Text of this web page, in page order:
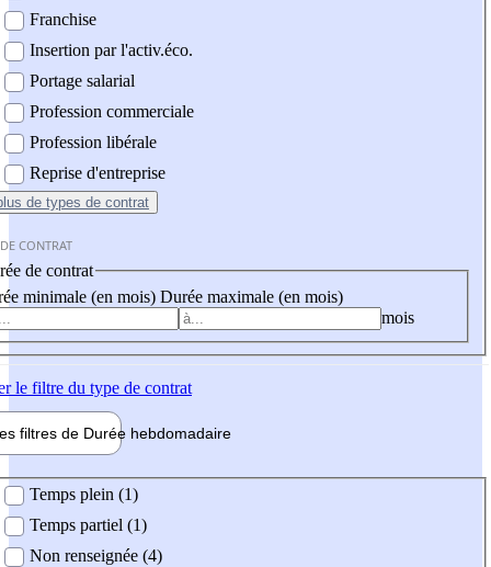
Franchise
Insertion par l'activ.éco.
Portage salarial
Profession commerciale
Profession libérale
Reprise d'entreprise
de types de contrat
CONTRAT
de contrat
minimale (en mois) Durée maximale (en mois)
mois
le filtre du type de contrat
filtres de Durée hebdomadaire
Temps plein (1)
Temps partiel (1)
Non renseignée (4)